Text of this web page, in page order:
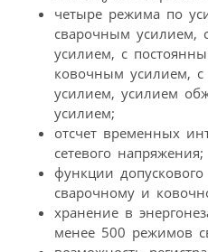
четыре режима по
сварочным
усилием, с
ковочным усилием,
усилием, усилием
усилием;
отсчет временных
сетевого напряжения;
функции
сварочному и
хранение в
менее 500 режимов